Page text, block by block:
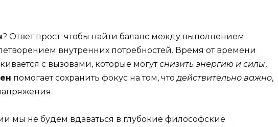
? Ответ прост: чтобы найти баланс между выполнением
внутренних потребностей. Время от времени
с вызовами, которые могутснизить энергию и силы,
помогает сохранить фокус на том, что действительно важно,
мы не будем вдаваться в глубокие философские